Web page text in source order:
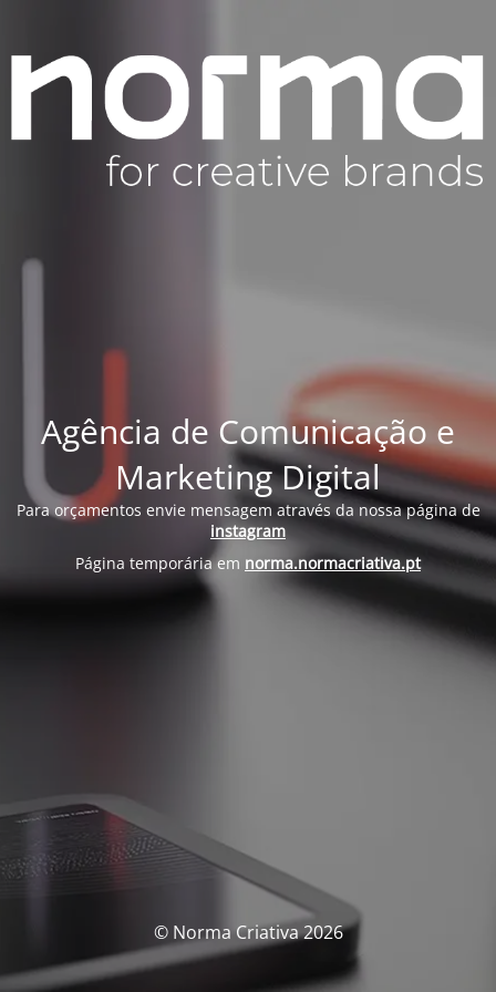
Agência de Comunicação e
Marketing Digital
Para orçamentos envie mensagem através da nossa página de
instagram
Página temporária em norma.normacriativa.pt
© Norma Criativa 2026